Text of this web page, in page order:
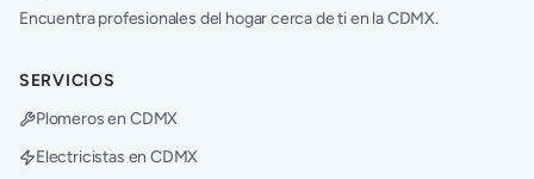
Encuentra profesionales del hogar cerca de ti en la CDMX.
SERVICIOS
Plomeros en CDMX
Electricistas en CDMX